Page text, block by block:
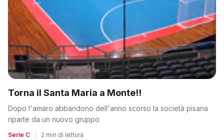
Torna il Santa Maria a Monte!!
Dopo l'amaro abbandono dell'anno scorso la società pisana
riparte da un nuovo gruppo
Serie C 2 min di lettura